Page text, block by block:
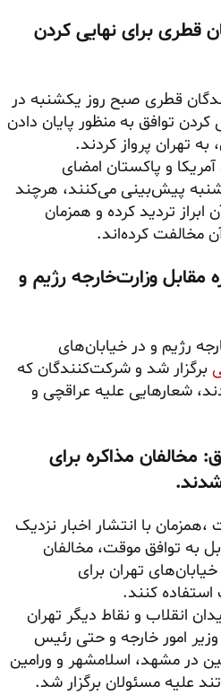
قطری برای نهایی کردن
قطری صبح روز یکشنبه در
توافق به منظور پایان دادن
به تهران پرواز کردند.
و پاکستان امضای
پیش‌بینی می‌کنند، هرچند
تردید کرده و همزمان
مخالفت کرده‌اند.
مقابل وزارت‌خارجه رژیم و
رژیم و در خیابان‌های
برگزار شد و شرکت‌کنندگان که
شعارهایی علیه عراقچی و
مخالفان مذاکره برای
شدند.
با انتشار اخبار نزدیک
به توافق موقت، مخالفان
تهران برای
استفاده کنند.
انقلاب و نقاط دیگر تهران
امور خارجه و حتی رئیس
مشهد، اسلامشهر و ورامین
علیه مسئولان برگزار شد.